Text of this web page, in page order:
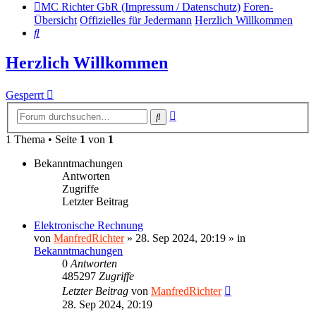
MC Richter GbR (Impressum / Datenschutz) Foren-
Übersicht Offizielles für Jedermann Herzlich Willkommen
Suche
Herzlich Willkommen
Gesperrt
Suche
1 Thema • Seite 1 von 1
Bekanntmachungen
Antworten
Zugriffe
Letzter Beitrag
Elektronische Rechnung
von ManfredRichter» 28. Sep 2024, 20:19 » in
Bekanntmachungen
0 Antworten
485297 Zugriffe
Letzter Beitrag von ManfredRichter
28. Sep 2024, 20:19